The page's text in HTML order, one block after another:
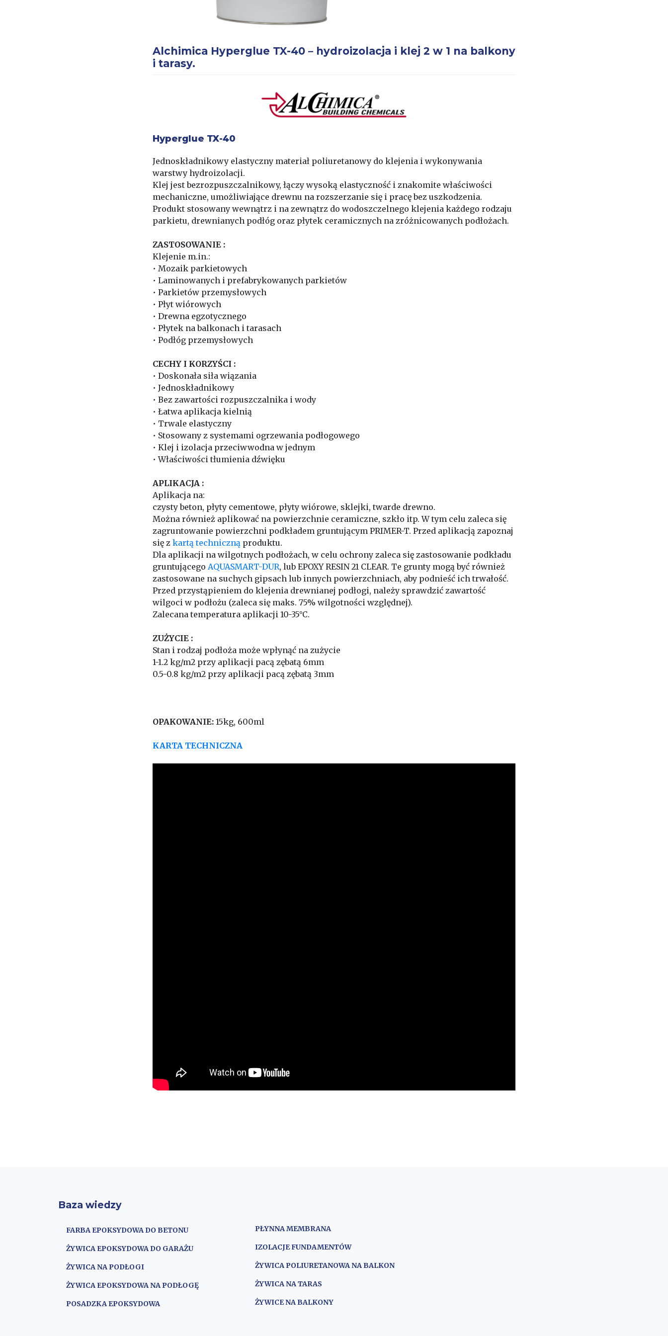
Alchimica Hyperglue TX-40 – hydroizolacja i klej 2 w 1 na balkony
i tarasy.
Hyperglue TX-40
Jednoskładnikowy elastyczny materiał poliuretanowy do klejenia i wykonywania
warstwy hydroizolacji.
Klej jest bezrozpuszczalnikowy, łączy wysoką elastyczność i znakomite właściwości
mechaniczne, umożliwiające drewnu na rozszerzanie się i pracę bez uszkodzenia.
Produkt stosowany wewnątrz i na zewnątrz do wodoszczelnego klejenia każdego rodzaju
parkietu, drewnianych podłóg oraz płytek ceramicznych na zróżnicowanych podłożach.
ZASTOSOWANIE :
Klejenie m.in.:
• Mozaik parkietowych
• Laminowanych i prefabrykowanych parkietów
• Parkietów przemysłowych
• Płyt wiórowych
• Drewna egzotycznego
• Płytek na balkonach i tarasach
• Podłóg przemysłowych
CECHY I KORZYŚCI :
• Doskonała siła wiązania
• Jednoskładnikowy
• Bez zawartości rozpuszczalnika i wody
• Łatwa aplikacja kielnią
• Trwale elastyczny
• Stosowany z systemami ogrzewania podłogowego
• Klej i izolacja przeciwwodna w jednym
• Właściwości tłumienia dźwięku
APLIKACJA :
Aplikacja na:
czysty beton, płyty cementowe, płyty wiórowe, sklejki, twarde drewno.
Można również aplikować na powierzchnie ceramiczne, szkło itp. W tym celu zaleca się
zagruntowanie powierzchni podkładem gruntującym PRIMER-T. Przed aplikacją zapoznaj
się z kartą techniczną produktu.
Dla aplikacji na wilgotnych podłożach, w celu ochrony zaleca się zastosowanie podkładu
gruntującego AQUASMART-DUR, lub EPOXY RESIN 21 CLEAR. Te grunty mogą być również
zastosowane na suchych gipsach lub innych powierzchniach, aby podnieść ich trwałość.
Przed przystąpieniem do klejenia drewnianej podłogi, należy sprawdzić zawartość
wilgoci w podłożu (zaleca się maks. 75% wilgotności względnej).
Zalecana temperatura aplikacji 10-35°C.
ZUŻYCIE :
Stan i rodzaj podłoża może wpłynąć na zużycie
1-1.2 kg/m2 przy aplikacji pacą zębatą 6mm
0.5-0.8 kg/m2 przy aplikacji pacą zębatą 3mm
OPAKOWANIE: 15kg, 600ml
KARTA TECHNICZNA
Baza wiedzy
FARBA EPOKSYDOWA DO BETONU
ŻYWICA EPOKSYDOWA DO GARAŻU
ŻYWICA NA PODŁOGI
ŻYWICA EPOKSYDOWA NA PODŁOGĘ
POSADZKA EPOKSYDOWA
PŁYNNA MEMBRANA
IZOLACJE FUNDAMENTÓW
ŻYWICA POLIURETANOWA NA BALKON
ŻYWICA NA TARAS
ŻYWICE NA BALKONY